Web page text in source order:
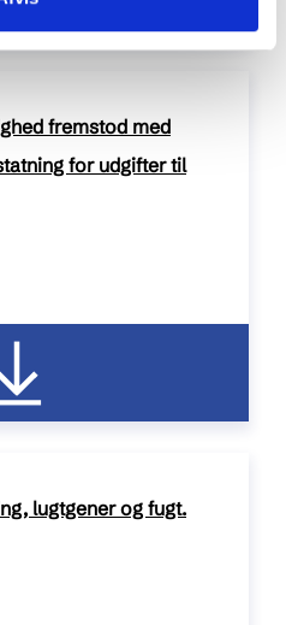
fremstod med
for udgifter til
lugtgener og fugt.